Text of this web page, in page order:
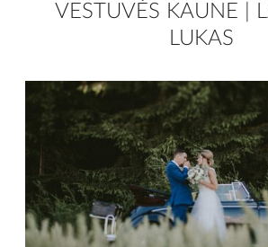
VESTUVĖS KAUNE |
LUKAS